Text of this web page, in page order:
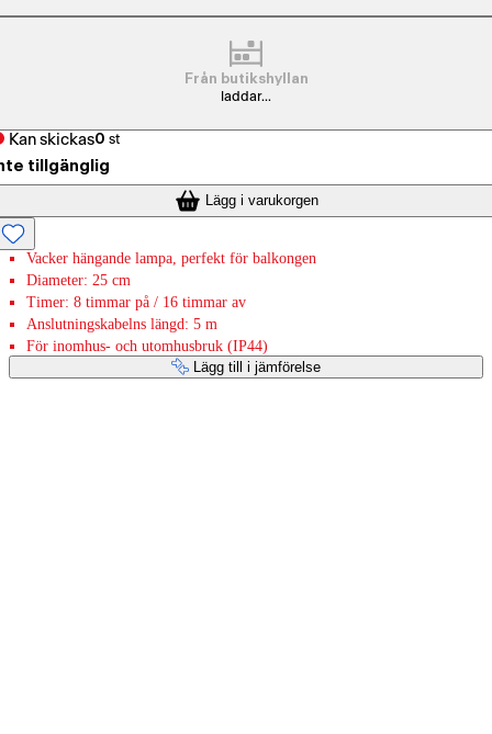
Från butikshyllan
laddar...
Kan skickas0 st
tillgänglig
Lägg i varukorgen
Vacker hängande lampa, perfekt för balkongen
Diameter: 25 cm
Timer: 8 timmar på / 16 timmar av
Anslutningskabelns längd: 5 m
För inomhus- och utomhusbruk (IP44)
Lägg till i jämförelse